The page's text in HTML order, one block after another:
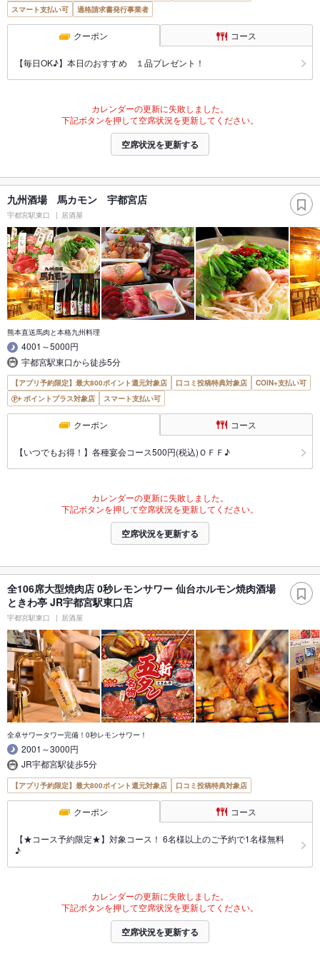
スマート支払い可
適格請求書発行事業者
クーポン コース
【毎日OK♪】本日のおすすめ １品プレゼント！
カレンダーの更新に失敗しました。
下記ボタンを押して空席状況を更新してください。
空席状況を更新する
九州酒場 馬カモン 宇都宮店
宇都宮駅東口 居酒屋
熊本直送馬肉と本格九州料理
4001～5000円
宇都宮駅東口から徒歩5分
【アプリ予約限定】最大800ポイント還元対象店 口コミ投稿特典対象店
COIN+支払い可
ポイントプラス対象店
スマート支払い可
クーポン コース
【いつでもお得！】各種宴会コース500円(税込)ＯＦＦ♪
カレンダーの更新に失敗しました。
下記ボタンを押して空席状況を更新してください。
空席状況を更新する
全106席大型焼肉店 0秒レモンサワー 仙台ホルモン焼肉酒場
ときわ亭 JR宇都宮駅東口店
宇都宮駅東口 居酒屋
全卓サワータワー完備！0秒レモンサワー！
2001～3000円
JR宇都宮駅徒歩5分
【アプリ予約限定】最大800ポイント還元対象店 口コミ投稿特典対象店
クーポン コース
【★コース予約限定★】対象コース！ 6名様以上のご予約で1名様無料
♪
カレンダーの更新に失敗しました。
下記ボタンを押して空席状況を更新してください。
空席状況を更新する